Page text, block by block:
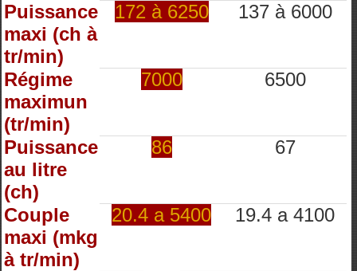
Puissance
maxi (ch à
tr/min)
172 à 6250 137 à 6000
Régime
maximun
(tr/min)
7000 6500
Puissance
au litre
(ch)
86 67
Couple
maxi (mkg
à tr/min)
20.4 a 5400 19.4 a 4100